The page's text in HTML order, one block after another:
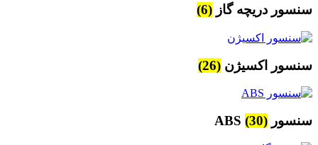
سنسور دریچه گاز (6)
سنسور اکسیژن (26)
سنسور ABS (30)